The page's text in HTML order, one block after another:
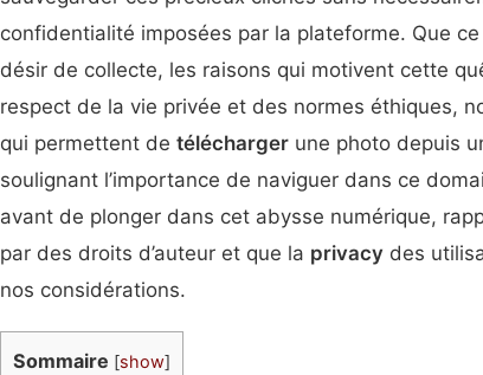
confidentialité imposées par la plateforme. Que
désir de collecte, les raisons qui motivent cette
respect de la vie privée et des normes éthiques,
qui permettent de télécharger une photo depuis
soulignant l’importance de naviguer dans ce
avant de plonger dans cet abysse numérique,
par des droits d’auteur et que la privacy des
nos considérations.
Sommaire [show]